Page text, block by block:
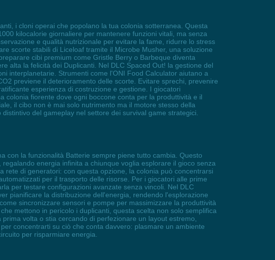
i cloni operai che popolano la tua colonia sotterranea. Questa
kilocalorie giornaliere per mantenere funzioni vitali, ma senza
e qualità nutrizionale per evitare la fame, ridurre lo stress
scorte stabili di Liceloaf tramite il Microbe Musher, una soluzione
cibi premium come Gristle Berry o Barbeque diventa
alta la felicità dei Duplicanti. Nel DLC Spaced Out! la gestione del
interplanetarie. Strumenti come l'ONI Food Calculator aiutano a
previene il deterioramento delle scorte. Evitare sprechi, prevenire
esperienza di costruzione e gestione. I giocatori
colonia fiorente dove ogni boccone conta per la produttività e il
il cibo non è mai solo nutrimento ma il motore stesso della
del gameplay nel settore dei survival game strategici.
con la funzionalità Batterie sempre piene tutto cambia. Questo
energia infinita a chiunque voglia esplorare il gioco senza
di generatori: con questa opzione, la colonia può concentrarsi
per il trasporto delle risorse. Per i giocatori alle prime
per testare configurazioni avanzate senza vincoli. Nel DLC
pianificare la distribuzione dell'energia, rendendo l'esplorazione
sincronizzare sensori e pompe per massimizzare la produttività
mettono in pericolo i duplicanti, questa scelta non solo semplifica
volta o stia cercando di perfezionare un layout estremo,
concentrarti su ciò che conta davvero: plasmare un ambiente
per risparmiare energia.